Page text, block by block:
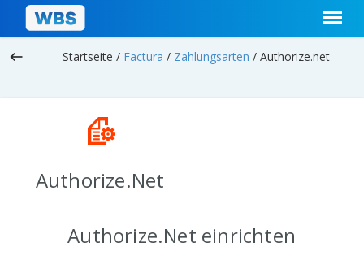
keyboard_backspace Startseite / Factura / Zahlungsarten / Authorize.net
Authorize.Net
Authorize.Net einrichten